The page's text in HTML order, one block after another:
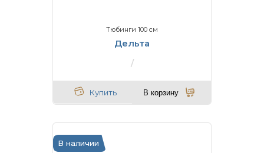
Тюбинги 100 см
Дельта
Купить В корзину
В наличии